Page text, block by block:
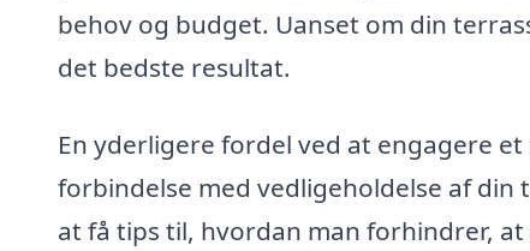
behov og budget. Uanset om din
det bedste resultat.
En yderligere fordel ved at engagere
forbindelse med vedligeholdelse af
at få tips til, hvordan man forhindrer,